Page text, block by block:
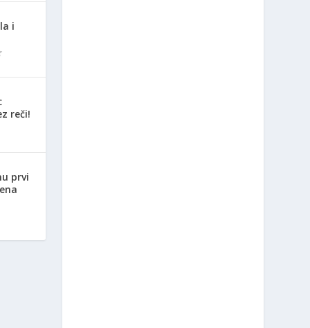
i
reči!
prvi